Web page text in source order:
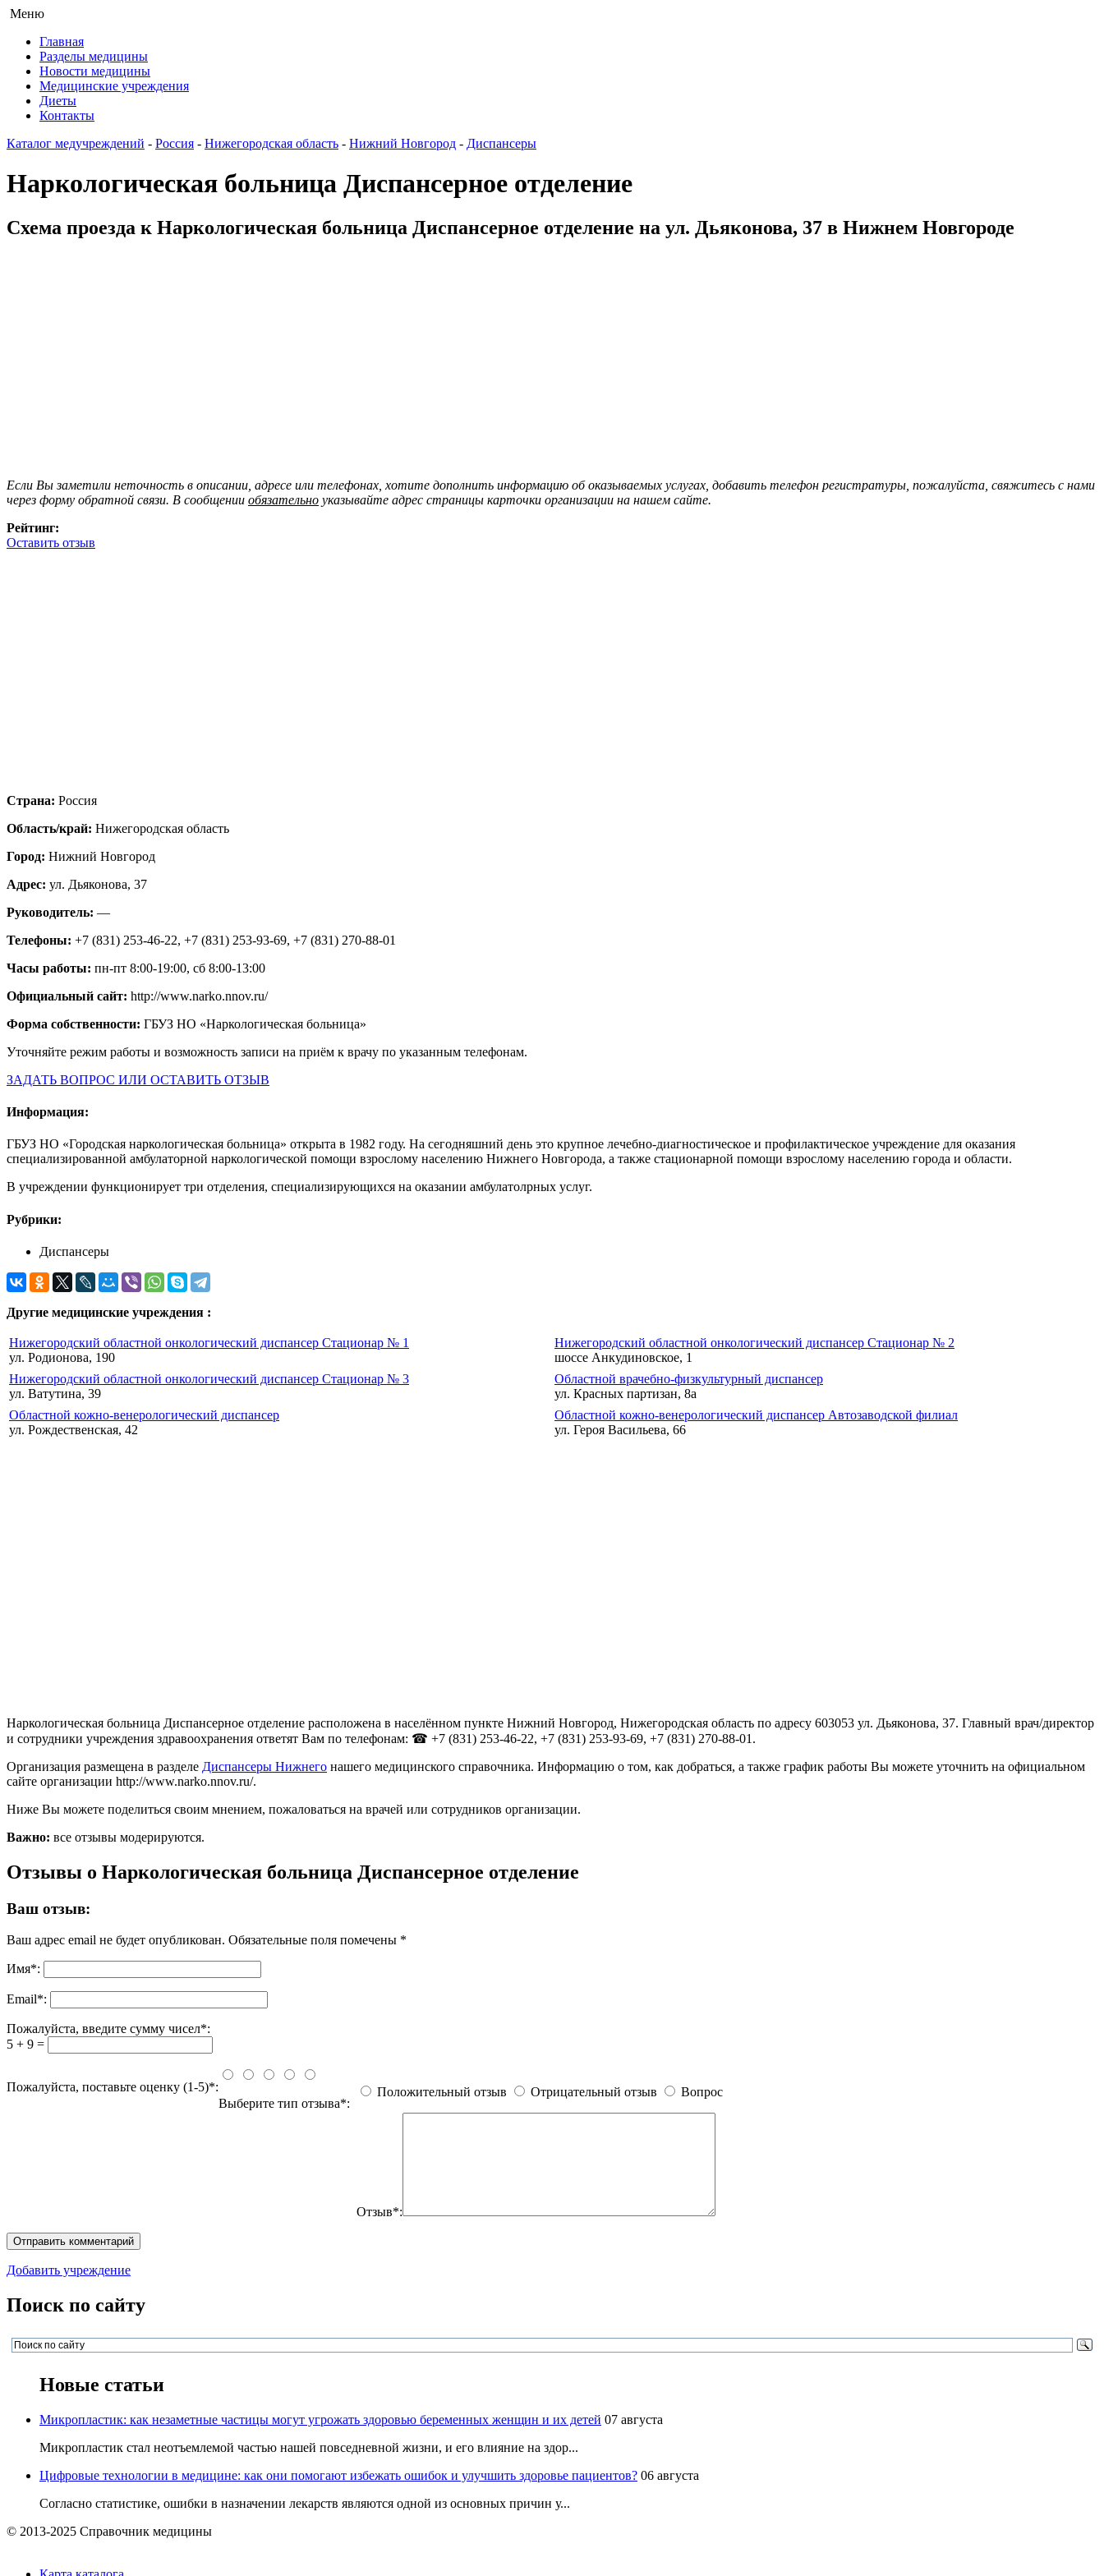
Меню
Главная
Разделы медицины
Новости медицины
Медицинские учреждения
Диеты
Контакты
Каталог медучреждений - Россия - Нижегородская область - Нижний Новгород - Диспансеры
Наркологическая больница Диспансерное отделение
Схема проезда к Наркологическая больница Диспансерное отделение на ул. Дьяконова, 37 в Нижнем Новгороде
Если Вы заметили неточность в описании, адресе или телефонах, хотите дополнить информацию об оказываемых услугах, добавить телефон регистратуры, пожалуйста, свяжитесь с нами
через форму обратной связи. В сообщении обязательно указывайте адрес страницы карточки организации на нашем сайте.
Рейтинг:
Оставить отзыв
Страна: Россия
Область/край: Нижегородская область
Город: Нижний Новгород
Адрес: ул. Дьяконова, 37
Руководитель: —
Телефоны: +7 (831) 253-46-22, +7 (831) 253-93-69, +7 (831) 270-88-01
Часы работы: пн-пт 8:00-19:00, сб 8:00-13:00
Официальный сайт: http://www.narko.nnov.ru/
Форма собственности: ГБУЗ НО «Наркологическая больница»
Уточняйте режим работы и возможность записи на приём к врачу по указанным телефонам.
ЗАДАТЬ ВОПРОС ИЛИ ОСТАВИТЬ ОТЗЫВ
Информация:
ГБУЗ НО «Городская наркологическая больница» открыта в 1982 году. На сегодняшний день это крупное лечебно-диагностическое и профилактическое учреждение для оказания
специализированной амбулаторной наркологической помощи взрослому населению Нижнего Новгорода, а также стационарной помощи взрослому населению города и области.
В учреждении функционирует три отделения, специализирующихся на оказании амбулатолрных услуг.
Рубрики:
Диспансеры
Другие медицинские учреждения :
Нижегородский областной онкологический диспансер Стационар № 1
ул. Родионова, 190
Нижегородский областной онкологический диспансер Стационар № 2
шоссе Анкудиновское, 1
Нижегородский областной онкологический диспансер Стационар № 3
ул. Ватутина, 39
Областной врачебно-физкультурный диспансер
ул. Красных партизан, 8а
Областной кожно-венерологический диспансер
ул. Рождественская, 42
Областной кожно-венерологический диспансер Автозаводской филиал
ул. Героя Васильева, 66
Наркологическая больница Диспансерное отделение расположена в населённом пункте Нижний Новгород, Нижегородская область по адресу 603053 ул. Дьяконова, 37. Главный врач/директор
и сотрудники учреждения здравоохранения ответят Вам по телефонам: ☎ +7 (831) 253-46-22, +7 (831) 253-93-69, +7 (831) 270-88-01.
Организация размещена в разделе Диспансеры Нижнего нашего медицинского справочника. Информацию о том, как добраться, а также график работы Вы можете уточнить на официальном
сайте организации http://www.narko.nnov.ru/.
Ниже Вы можете поделиться своим мнением, пожаловаться на врачей или сотрудников организации.
Важно: все отзывы модерируются.
Отзывы о Наркологическая больница Диспансерное отделение
Ваш отзыв:
Ваш адрес email не будет опубликован. Обязательные поля помечены *
Имя*:
Email*:
Пожалуйста, введите сумму чисел*:
5 + 9 =
Пожалуйста, поставьте оценку (1-5)*:
Выберите тип отзыва*:
Положительный отзыв Отрицательный отзыв Вопрос
Отзыв*:
Добавить учреждение
Поиск по сайту
Новые статьи
Микропластик: как незаметные частицы могут угрожать здоровью беременных женщин и их детей 07 августа
Микропластик стал неотъемлемой частью нашей повседневной жизни, и его влияние на здор...
Цифровые технологии в медицине: как они помогают избежать ошибок и улучшить здоровье пациентов? 06 августа
Согласно статистике, ошибки в назначении лекарств являются одной из основных причин у...
© 2013-2025 Справочник медицины